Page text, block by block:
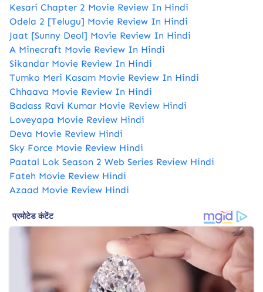
Kesari Chapter 2 Movie Review In Hindi
Odela 2 [Telugu] Movie Review In Hindi
Jaat [Sunny Deol] Movie Review In Hindi
A Minecraft Movie Review In Hindi
Sikandar Movie Review In Hindi
Tumko Meri Kasam Movie Review In Hindi
Chhaava Movie Review In Hindi
Badass Ravi Kumar Movie Review Hindi
Loveyapa Movie Review Hindi
Deva Movie Review Hindi
Sky Force Movie Review Hindi
Paatal Lok Season 2 Web Series Review Hindi
​Fateh Movie Review Hindi
Azaad Movie Review Hindi